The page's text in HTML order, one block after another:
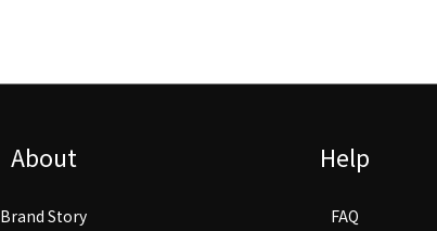
About
Brand Story
Help
FAQ